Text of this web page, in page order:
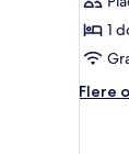
til
1
1
Flere
Flere